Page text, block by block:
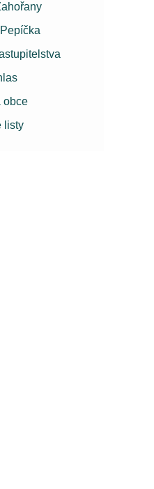
obce
listy